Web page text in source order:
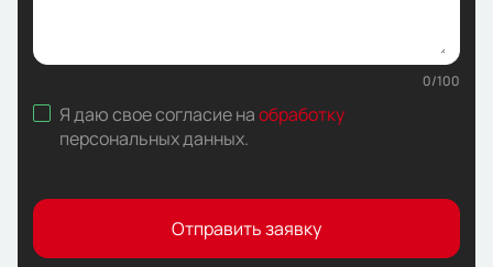
0/100
Я даю свое согласие наобработку
персональных данных.
Отправить заявку